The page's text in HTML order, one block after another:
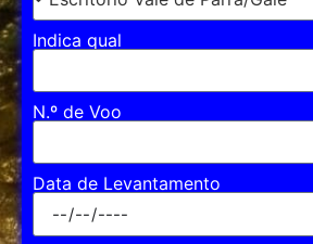
Indica qual
N.º de Voo
Data de Levantamento